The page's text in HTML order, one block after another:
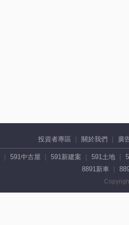
投資者專區 關於我們 廣
591中古屋 591新建案 591土地
8891新車